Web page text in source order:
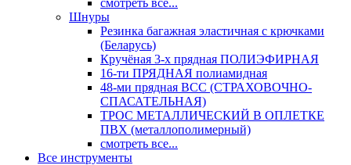
смотреть все...
Шнуры
Резинка багажная эластичная с крючками
(Беларусь)
Кручёная 3-х прядная ПОЛИЭФИРНАЯ
16-ти ПРЯДНАЯ полиамидная
48-ми прядная ВСС (СТРАХОВОЧНО-
СПАСАТЕЛЬНАЯ)
ТРОС МЕТАЛЛИЧЕСКИЙ В ОПЛЕТКЕ
ПВХ (металлополимерный)
смотреть все...
Все инструменты